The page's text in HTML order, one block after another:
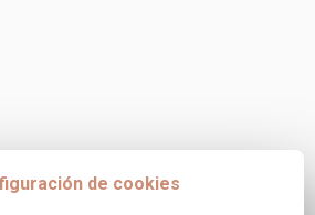
de cookies